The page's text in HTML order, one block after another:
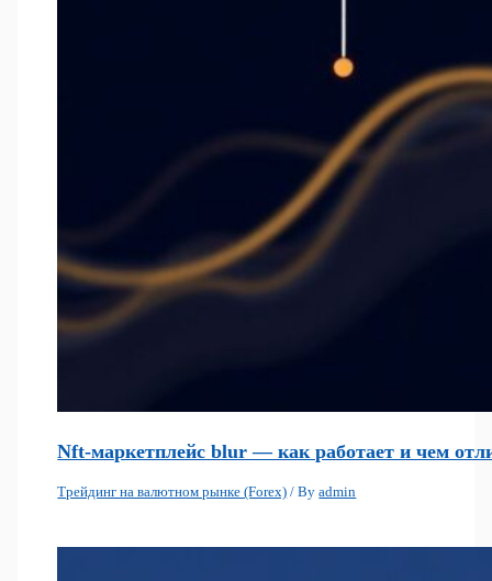
Nft-маркетплейс blur — как работает и чем
Трейдинг на валютном рынке (Forex) / Byadmin